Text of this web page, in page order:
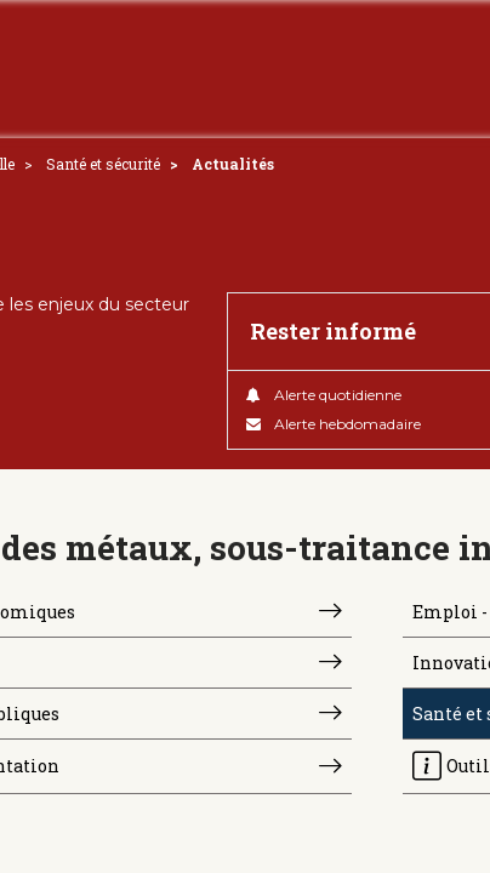
Santé et sécurité Actualités
les enjeux du secteur
Rester informé
Alerte quotidienne
Alerte hebdomadaire
métaux, sous-traitance
Emploi
Santé et